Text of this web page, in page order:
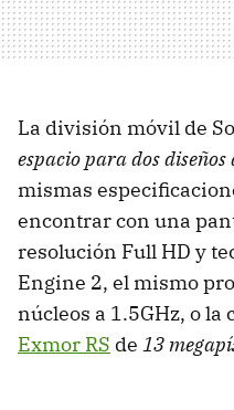
La división móvil de
espacio para dos diseños
mismas
encontrar con una
resolución Full HD y
Engine 2, el mismo
núcleos a 1.5GHz, o
Exmor RS de 13